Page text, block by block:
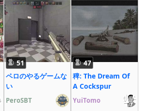
51
ペロのやるゲームな
い
PeroSBT
47
稗: The Dream Of
A Cockspur
YuiTomo